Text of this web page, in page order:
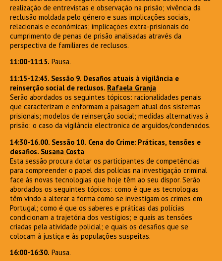
realização de entrevistas e observação na prisão; vivência da
reclusão moldada pelo género e suas implicações sociais,
relacionais e económicas; implicações extra-prisionais do
cumprimento de penas de prisão analisadas através da
perspectiva de familiares de reclusos.
11:00-11:15. Pausa.
11:15-12:45. Sessão 9. Desafios atuais à vigilância e
reinserção social de reclusos. Rafaela Granja
Serão abordados os seguintes tópicos: racionalidades penais
que caracterizam e enformam a paisagem atual dos sistemas
prisionais; modelos de reinserção social; medidas alternativas à
prisão: o caso da vigilância electronica de arguidos/condenados.
14:30-16.00. Sessão 10. Cena do Crime: Práticas, tensões e
desafios. Susana Costa
Esta sessão procura dotar os participantes de competências
para compreender o papel das polícias na investigação criminal
face às novas tecnologias que hoje têm ao seu dispor. Serão
abordados os seguintes tópicos: como é que as tecnologias
têm vindo a alterar a forma como se investigam os crimes em
Portugal; como é que os saberes e práticas das polícias
condicionam a trajetória dos vestígios; e quais as tensões
criadas pela atividade policial; e quais os desafios que se
colocam à justiça e às populações suspeitas.
16:00-16:30. Pausa.